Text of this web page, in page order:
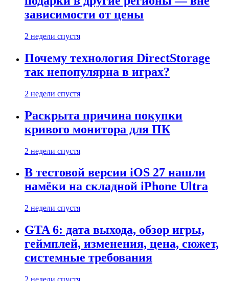
зависимости от цены
2 недели спустя
Почему технология DirectStorage
так непопулярна в играх?
2 недели спустя
Раскрыта причина покупки
кривого монитора для ПК
2 недели спустя
В тестовой версии iOS 27 нашли
намёки на складной iPhone Ultra
2 недели спустя
GTA 6: дата выхода, обзор игры,
геймплей, изменения, цена, сюжет,
системные требования